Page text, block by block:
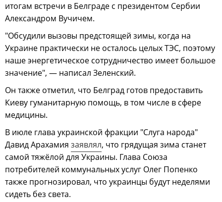
итогам встречи в Белграде с президентом Сербии
Александром Вучичем.
"Обсудили вызовы предстоящей зимы, когда на
Украине практически не осталось целых ТЭС, поэтому
наше энергетическое сотрудничество имеет большое
значение", — написал Зеленский.
Он также отметил, что Белград готов предоставить
Киеву гуманитарную помощь, в том числе в сфере
медицины.
В июле глава украинской фракции "Слуга народа"
Давид Арахамия заявлял, что грядущая зима станет
самой тяжёлой для Украины. Глава Союза
потребителей коммунальных услуг Олег Попенко
также прогнозировал, что украинцы будут неделями
сидеть без света.